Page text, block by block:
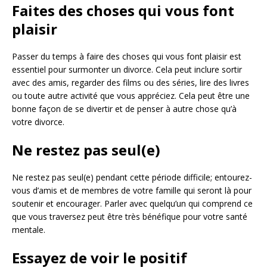
Faites des choses qui vous font
plaisir
Passer du temps à faire des choses qui vous font plaisir est
essentiel pour surmonter un divorce. Cela peut inclure sortir
avec des amis, regarder des films ou des séries, lire des livres
ou toute autre activité que vous appréciez. Cela peut être une
bonne façon de se divertir et de penser à autre chose qu’à
votre divorce.
Ne restez pas seul(e)
Ne restez pas seul(e) pendant cette période difficile; entourez-
vous d’amis et de membres de votre famille qui seront là pour
soutenir et encourager. Parler avec quelqu’un qui comprend ce
que vous traversez peut être très bénéfique pour votre santé
mentale.
Essayez de voir le positif